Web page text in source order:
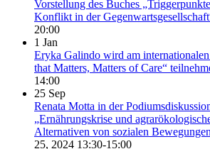
Vorstellung des Buches
Konflikt in der
20:00
1 Jan
Eryka Galindo wird am
that Matters, Matters of Care“
14:00
25 Sep
Renata Motta in der
„Ernährungskrise und
Alternativen von sozialen
25, 2024 13:30-15:00